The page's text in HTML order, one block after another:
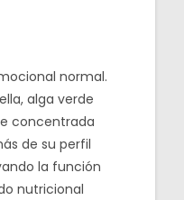
normal.
alga verde
concentrada
de su perfil
la función
nutricional